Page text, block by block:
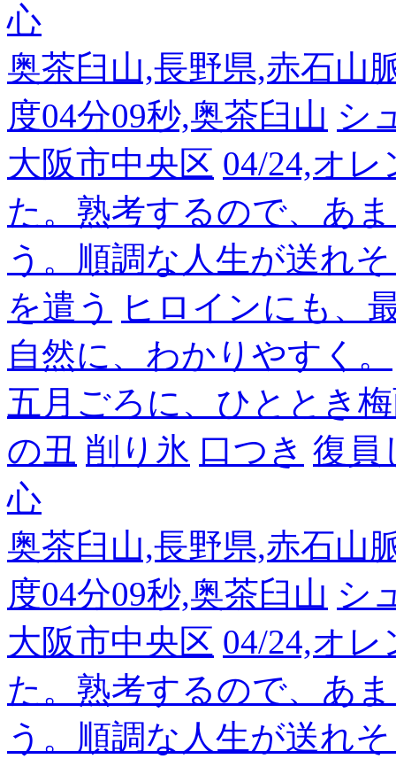
心
奥茶臼山,長野県,赤石山
度04分09秒,奥茶臼山 シ
大阪市中央区 04/24,オ
た。熟考するので、あ
う。順調な人生が送れ
を遣う
ヒロインにも、
自然に、わかりやすく。
五月ごろに、ひととき
の丑 削り氷 口つき 復員
心
奥茶臼山,長野県,赤石山
度04分09秒,奥茶臼山 シ
大阪市中央区 04/24,オ
た。熟考するので、あ
う。順調な人生が送れ